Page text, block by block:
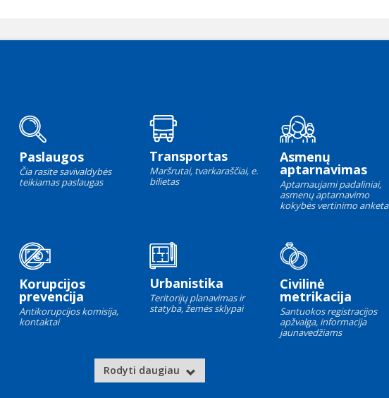
Paslaugos
Čia rasite savivaldybės
teikiamas paslaugas
Transportas
Maršrutai, tvarkaraščiai, e.
bilietas
Asmenų
aptarnavimas
Aptarnaujami padaliniai,
asmenų aptarnavimo
kokybės vertinimo anketa
Korupcijos
prevencija
Antikorupcijos komisija,
kontaktai
Urbanistika
Teritorijų planavimas ir
statyba, žemės sklypai
Civilinė
metrikacija
Santuokos registracijos
apžvalga, informacija
jaunavedžiams
Rodyti daugiau